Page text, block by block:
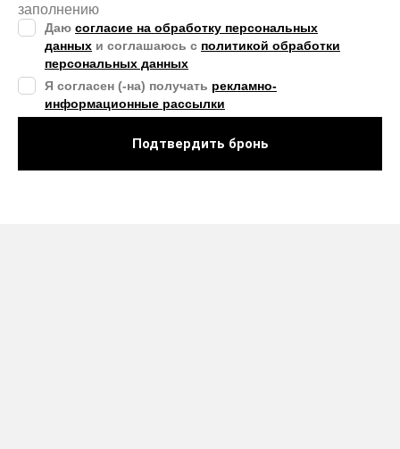
заполнению
Даю согласие на обработку персональных
данных и соглашаюсь с политикой обработки
персональных данных
Я согласен (-на) получать рекламно-
информационные рассылки
Подтвердить бронь